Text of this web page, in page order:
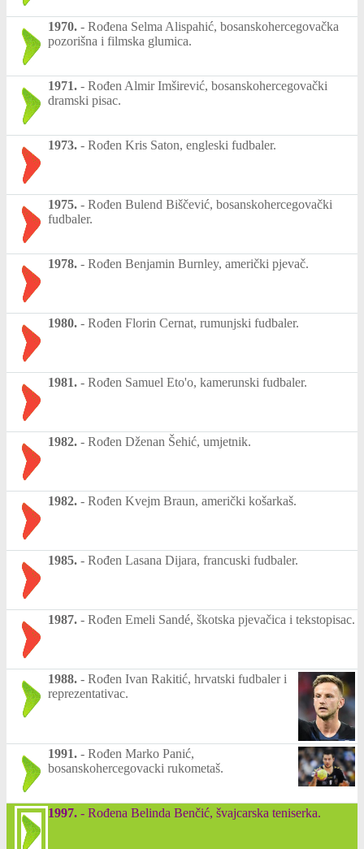
1970. - Rođena Selma Alispahić, bosanskohercegovačka
pozorišna i filmska glumica.
1971. - Rođen Almir Imširević, bosanskohercegovački
dramski pisac.
1973. - Rođen Kris Saton, engleski fudbaler.
1975. - Rođen Bulend Biščević, bosanskohercegovački
fudbaler.
1978. - Rođen Benjamin Burnley, američki pjevač.
1980. - Rođen Florin Cernat, rumunjski fudbaler.
1981. - Rođen Samuel Eto'o, kamerunski fudbaler.
1982. - Rođen Dženan Šehić, umjetnik.
1982. - Rođen Kvejm Braun, američki košarkaš.
1985. - Rođen Lasana Dijara, francuski fudbaler.
1987. - Rođen Emeli Sandé, škotska pjevačica i tekstopisac.
1988. - Rođen Ivan Rakitić, hrvatski fudbaler i
reprezentativac.
1991. - Rođen Marko Panić,
bosanskohercegovacki rukometaš.
1997. - Rođena Belinda Benčić, švajcarska teniserka.